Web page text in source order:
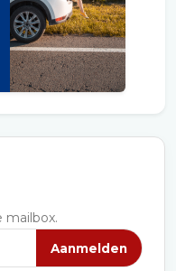
mailbox.
Aanmelden